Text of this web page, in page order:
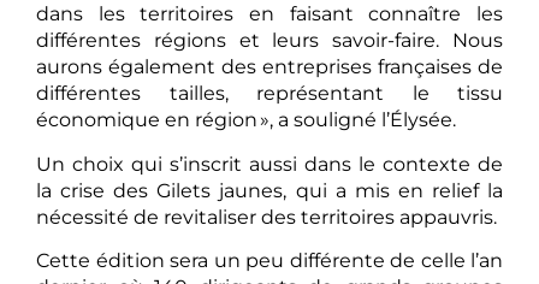
dans les territoires en faisant connaître les
différentes régions et leurs savoir-faire. Nous
aurons également des entreprises françaises de
différentes tailles, représentant le tissu
économique en région », a souligné l’Élysée.
Un choix qui s’inscrit aussi dans le contexte de
la crise des Gilets jaunes, qui a mis en relief la
nécessité de revitaliser des territoires appauvris.
Cette édition sera un peu différente de celle l’an